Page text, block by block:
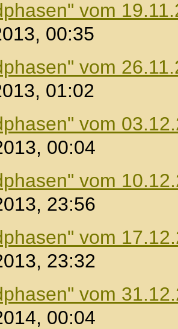
vom
00:35
vom
01:02
vom
00:04
vom
23:56
vom
23:32
vom
00:04